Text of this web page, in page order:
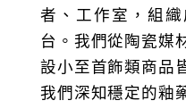
者、工作室，組
台。我們從陶瓷媒
設小至首飾類商品
我們深知穩定的釉